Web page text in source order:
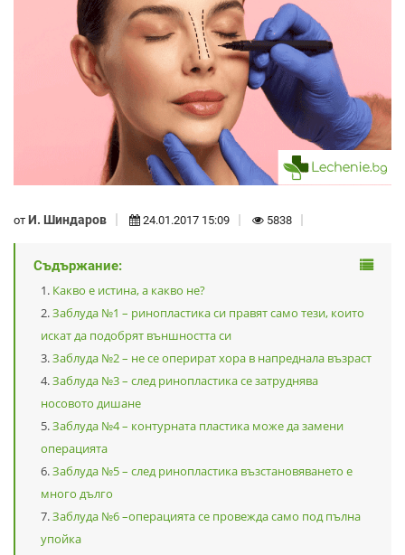
от И. Шиндаров 24.01.2017 15:09 5838
Съдържание:
Какво е истина, а какво не?
Заблуда №1 – ринопластика си правят само тези, които
искат да подобрят външността си
Заблуда №2 – не се оперират хора в напреднала възраст
Заблуда №3 – след ринопластика се затруднява
носовото дишане
Заблуда №4 – контурната пластика може да замени
операцията
Заблуда №5 – след ринопластика възстановяването е
много дълго
Заблуда №6 –операцията се провежда само под пълна
упойка